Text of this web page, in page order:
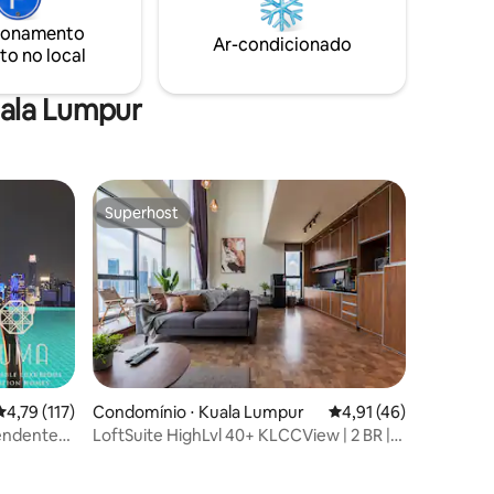
aconchegante Japandi - Ambiente
calmo, com qualidade de hotel - Layout
ideal para famílias - Ideal para estadias
no local
Ar-condicionado
Lumpur
de uma avaliação média de 5, 117 avaliações
4,79 (117)
Superhost
Superhost
Condomínio ⋅ Kuala Lumpur 4,91 de uma
4,91 (46)
LoftSuite HighLvl 40+ KLCCView | 2 BR |